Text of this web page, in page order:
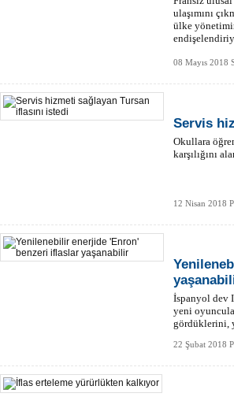
ulaşımını
ülke
08 Mayıs 2018
Servis
Okullara
karşılığını
12 Nisan 2018
İspanyol dev
yeni
gördüklerini,
22 Şubat 2018